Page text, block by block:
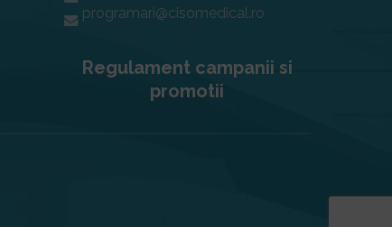
programari@cisomedical.ro
Regulament campanii si
promotii